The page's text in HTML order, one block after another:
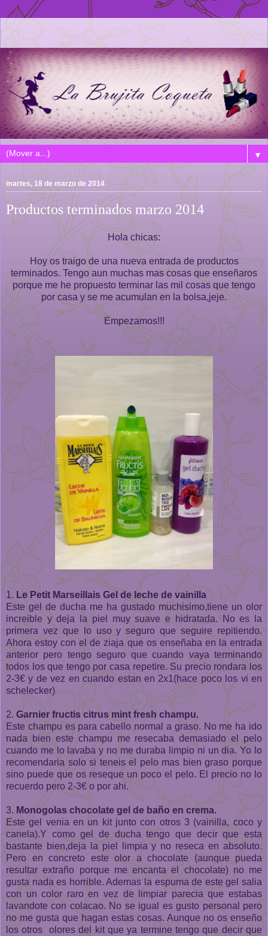
▼
martes, 18 de marzo de 2014
Productos terminados marzo 2014
Hola chicas:
Hoy os traigo de una nueva entrada de productos
terminados. Tengo aun muchas mas cosas que enseñaros
porque me he propuesto terminar las mil cosas que tengo
por casa y se me acumulan en la bolsa,jeje.
Empezamos!!!
1. Le Petit Marseillais Gel de leche de vainilla
Este gel de ducha me ha gustado muchisimo,tiene un olor
increible y deja la piel muy suave e hidratada. No es la
primera vez que lo uso y seguro que seguire repitiendo.
Ahora estoy con el de ziaja que os enseñaba en la entrada
anterior pero tengo seguro que cuando vaya terminando
todos los que tengo por casa repetire. Su precio rondara los
2-3€ y de vez en cuando estan en 2x1(hace poco los vi en
schelecker)
2.Garnier fructis citrus mint fresh champu.
Este champu es para cabello normal a graso. No me ha ido
nada bien este champu me resecaba demasiado el pelo
cuando me lo lavaba y no me duraba limpio ni un dia. Yo lo
recomendaria solo si teneis el pelo mas bien graso porque
sino puede que os reseque un poco el pelo. El precio no lo
recuerdo pero 2-3€ o por ahi.
3.Monogolas chocolate gel de baño en crema.
Este gel venia en un kit junto con otros 3 (vainilla, coco y
canela).Y como gel de ducha tengo que decir que esta
bastante bien,deja la piel limpia y no reseca en absoluto.
Pero en concreto este olor a chocolate (aunque pueda
resultar extraño porque me encanta el chocolate) no me
gusta nada es horrible. Ademas la espuma de este gel salia
con un color raro en vez de limpiar parecia que estabas
lavandote con colacao. No se igual es gusto personal pero
no me gusta que hagan estas cosas. Aunque no os enseño
los otros olores del kit que ya termine tengo que decir que